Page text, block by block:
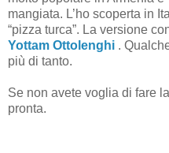
mangiata. L’ho scoperta in
“pizza turca”. La versione
Yottam Ottolenghi .
più di tanto.
Se non avete voglia di fare
pronta.